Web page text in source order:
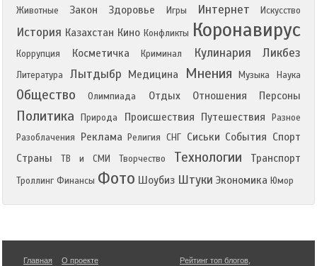
Животные
Закон Здоровье Игры Интернет Искусство
История Казахстан Кино Конфликты Коронавирус
Коррупция Косметичка Криминал Кулинария Ликбез
Литература Лытдыбр Медицина Мнения Музыка Наука
Общество Олимпиада Отдых Отношения Персоны
Политика Природа Происшествия Путешествия
Разное
Разоблачения
Реклама Религия СНГ Сиськи События Спорт
Страны
ТВ и СМИ Творчество Технологии Транспорт
Троллинг Финансы Фото Шоубиз Штуки Экономика Юмор
Главная О проекте Рейтинг топ блогов